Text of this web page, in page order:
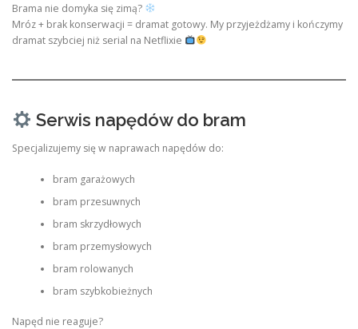
Brama nie domyka się zimą?
Mróz + brak konserwacji = dramat gotowy. My przyjeżdżamy i kończymy
dramat szybciej niż serial na Netflixie
Serwis napędów do bram
Specjalizujemy się w naprawach napędów do:
bram garażowych
bram przesuwnych
bram skrzydłowych
bram przemysłowych
bram rolowanych
bram szybkobieżnych
Napęd nie reaguje?